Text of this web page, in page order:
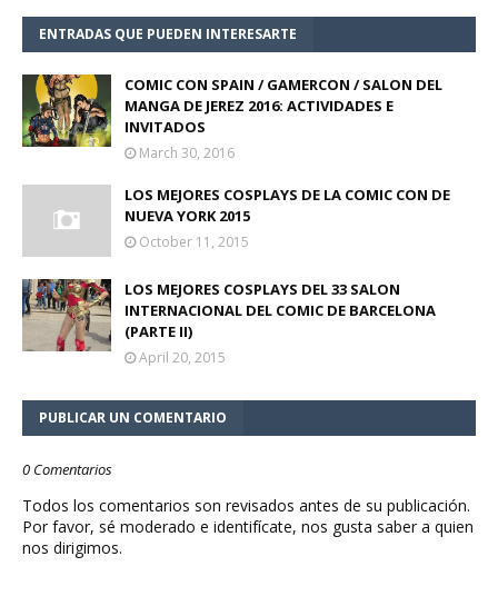
ENTRADAS QUE PUEDEN INTERESARTE
COMIC CON SPAIN / GAMERCON / SALON DEL
MANGA DE JEREZ 2016: ACTIVIDADES E
INVITADOS
March 30, 2016
LOS MEJORES COSPLAYS DE LA COMIC CON DE
NUEVA YORK 2015
October 11, 2015
LOS MEJORES COSPLAYS DEL 33 SALON
INTERNACIONAL DEL COMIC DE BARCELONA
(PARTE II)
April 20, 2015
PUBLICAR UN COMENTARIO
0 Comentarios
Todos los comentarios son revisados antes de su publicación.
Por favor, sé moderado e identifícate, nos gusta saber a quien
nos dirigimos.